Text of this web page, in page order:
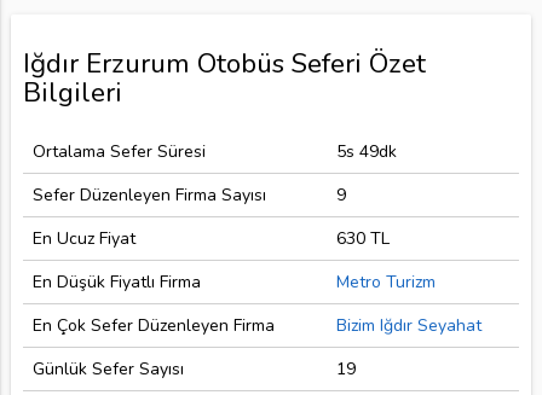
Iğdır Erzurum Otobüs Seferi Özet
Bilgileri
Ortalama Sefer Süresi
5s 49dk
Sefer Düzenleyen Firma Sayısı
9
En Ucuz Fiyat
630 TL
En Düşük Fiyatlı Firma
Metro Turizm
En Çok Sefer Düzenleyen Firma
Bizim Iğdır Seyahat
Günlük Sefer Sayısı
19